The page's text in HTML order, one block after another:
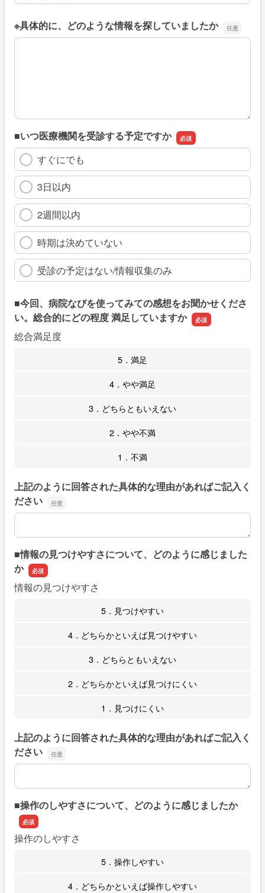
※具体的に、どのような情報を探していましたか
※具体的に、どのような情報を探していましたか
■いつ医療機関を受診する予定ですか
すぐにでも
3日以内
2週間以内
時期は決めていない
受診の予定はない/情報収集のみ
■今回、病院なびを使ってみての感想をお聞かせくださ
い。総合的にどの程度 満足していますか
総合満足度
5．満足
4．やや満足
3．どちらともいえない
2．やや不満
1．不満
上記のように回答された具体的な理由があればご記入く
ださい
上記のように回答された具体的な理由があればご記入くだ
■情報の見つけやすさについて、どのように感じました
か
情報の見つけやすさ
5．見つけやすい
4．どちらかといえば見つけやすい
3．どちらともいえない
2．どちらかといえば見つけにくい
1．見つけにくい
上記のように回答された具体的な理由があればご記入く
ださい
上記のように回答された具体的な理由があればご記入くだ
■操作のしやすさについて、どのように感じましたか
操作のしやすさ
5．操作しやすい
4．どちらかといえば操作しやすい